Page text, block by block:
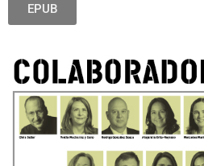
EPUB